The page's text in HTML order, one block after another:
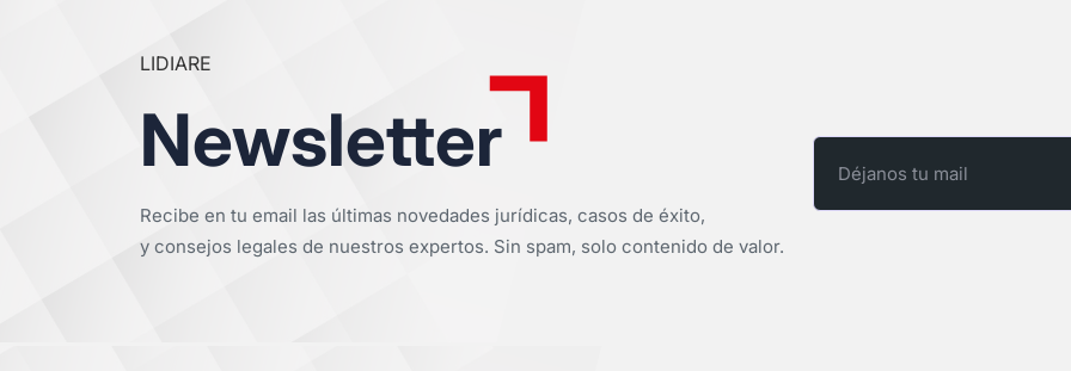
LIDIARE
Newsletter
Recibe en tu email las últimas novedades jurídicas, casos de éxito,
y consejos legales de nuestros expertos. Sin spam, solo contenido de valor.